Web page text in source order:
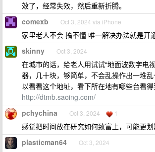
效了，经常失效，然后重新折腾。
comexb Oct 3, 2024 via iPhone
家里老人不会 搞不懂 唯一解决办法就是开
skinny Oct 3, 2024
在城市的话，给老人用试试“地面波数字电
器，几十块，够简单，不会乱操作出一堆
以看看这个地址，看下所在地有哪些台看得
http://dtmb.saoing.com/
pchychina Oct 3, 2024 1
感觉把时间放在研究如何致富上，可能更划
plasticman64 Oct 3, 2024